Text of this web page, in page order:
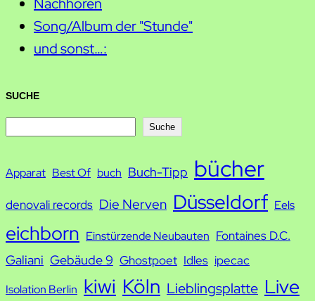
Song/Album der "Stunde"
und sonst…:
SUCHE
c
Suche
Apparat Best Of buch Buch-Tipp bücher
denovali records Die Nerven Düsseldorf Eels
eichborn Einstürzende Neubauten Fontaines D.C.
Galiani Gebäude 9 Ghostpoet Idles ipecac
Isolation Berlin kiwi Köln Lieblingsplatte Live